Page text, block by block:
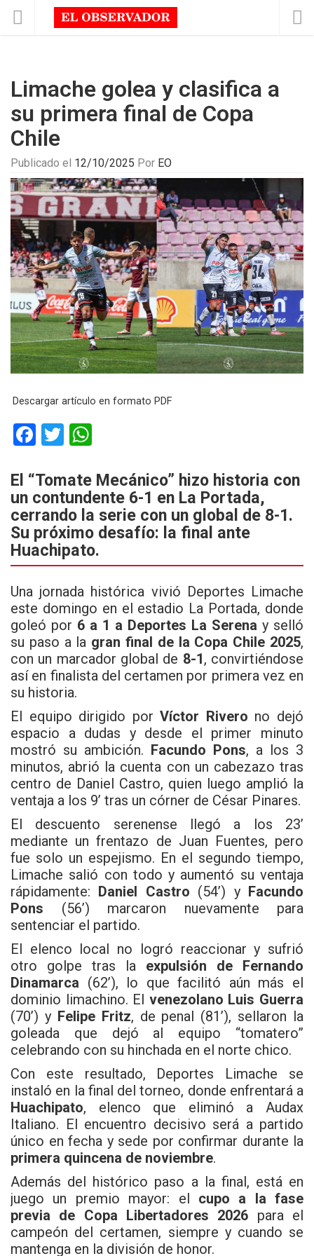
Limache golea y clasifica a
su primera final de Copa
Chile
Publicado el 12/10/2025 Por EO
Descargar artículo en formato PDF
F
ce
b
o
o
k
T
tt
er
at
s
A
p
p
El “Tomate Mecánico” hizo historia con
un contundente 6-1 en La Portada,
cerrando la serie con un global de 8-1.
Su próximo desafío: la final ante
Huachipato.
Una jornada histórica vivió Deportes Limache
este domingo en el estadio La Portada, donde
goleó por 6 a 1 a Deportes La Serena y selló
su paso a la gran final de la Copa Chile 2025,
con un marcador global de 8-1, convirtiéndose
así en finalista del certamen por primera vez en
su historia.
El equipo dirigido porVíctor Rivero no dejó
espacio a dudas y desde el primer minuto
mostró su ambición. Facundo Pons, a los 3
minutos, abrió la cuenta con un cabezazo tras
centro de Daniel Castro, quien luego amplió la
ventaja a los 9’ tras un córner de César Pinares.
El descuento serenense llegó a los 23’
mediante un frentazo de Juan Fuentes, pero
fue solo un espejismo. En el segundo tiempo,
Limache salió con todo y aumentó su ventaja
rápidamente: Daniel Castro (54’) y Facundo
Pons (56’) marcaron nuevamente para
sentenciar el partido.
El elenco local no logró reaccionar y sufrió
otro golpe tras la expulsión de Fernando
Dinamarca (62’), lo que facilitó aún más el
dominio limachino. El venezolano Luis Guerra
(70’) y Felipe Fritz, de penal (81’), sellaron la
goleada que dejó al equipo “tomatero”
celebrando con su hinchada en el norte chico.
Con este resultado, Deportes Limache se
instaló en la final del torneo, donde enfrentará a
Huachipato, elenco que eliminó a Audax
Italiano. El encuentro decisivo será a partido
único en fecha y sede por confirmar durante la
primera quincena de noviembre.
Además del histórico paso a la final, está en
juego un premio mayor: el cupo a la fase
previa de Copa Libertadores 2026 para el
campeón del certamen, siempre y cuando se
mantenga en la división de honor.